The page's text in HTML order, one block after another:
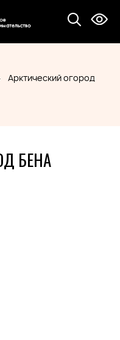
Арктический огород
БЕНА